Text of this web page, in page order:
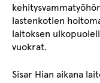
lastenkotien
laitoksen
vuokrat.
Sisar Hian aikana